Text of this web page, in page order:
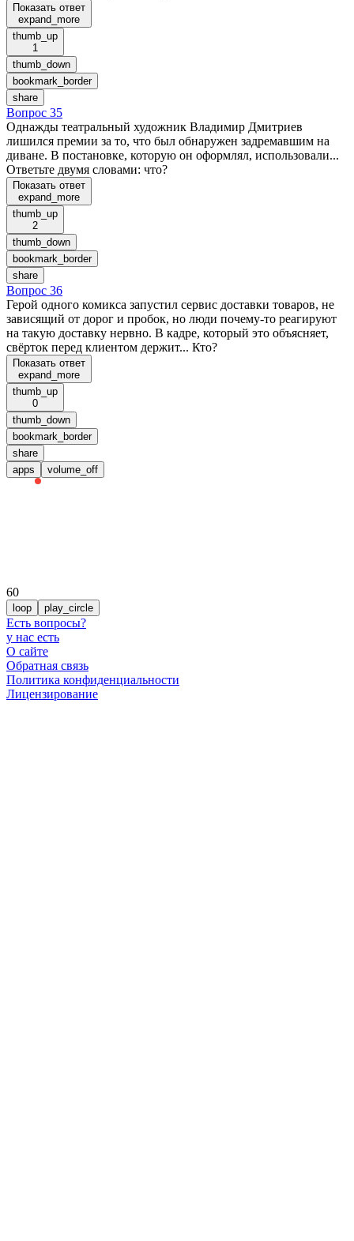
Показать ответ
expand_more
thumb_up
1
thumb_down
bookmark_border
share
Вопрос 35
Однажды театральный художник Владимир Дмитриев
лишился премии за то, что был обнаружен задремавшим на
диване. В постановке, которую он оформлял, использовали...
Ответьте двумя словами: что?
Показать ответ
expand_more
thumb_up
2
thumb_down
bookmark_border
share
Вопрос 36
Герой одного комикса запустил сервис доставки товаров, не
зависящий от дорог и пробок, но люди почему-то реагируют
на такую доставку нервно. В кадре, который это объясняет,
свёрток перед клиентом держит... Кто?
Показать ответ
expand_more
thumb_up
0
thumb_down
bookmark_border
share
apps
volume_off
60
loop play_circle
Есть вопросы?
у нас есть
О сайте
Обратная связь
Политика конфиденциальности
Лицензирование